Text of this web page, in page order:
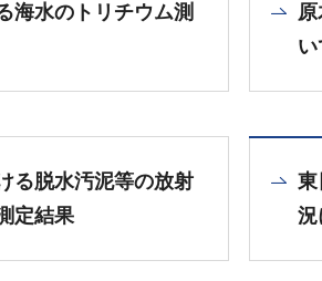
海水のトリチウム測
い
る脱水汚泥等の放射
定結果
東
況